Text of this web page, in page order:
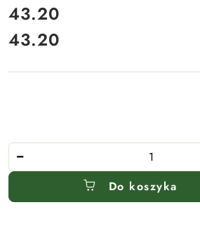
cena:
43.20
Cena:
43.20
Do koszyka